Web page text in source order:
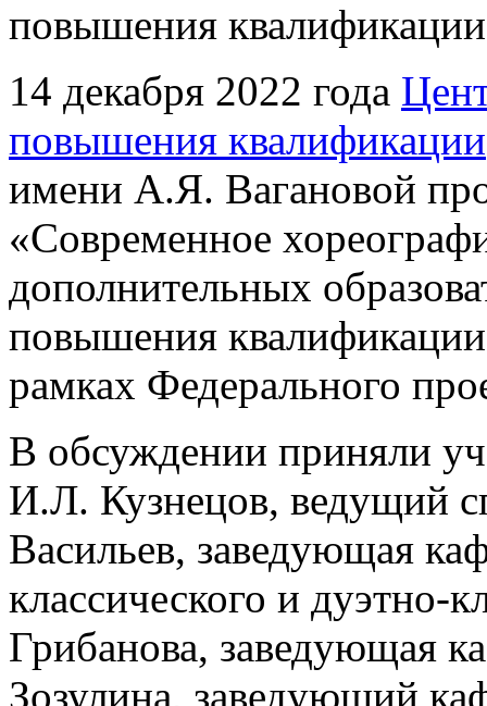
повышения квалификации
14 декабря 2022 года
повышения квалификации
имени А.Я. Вагановой
«Современное
дополнительных
повышения
рамках Федерального
В обсуждении приняли
И.Л. Кузнецов, ведущий
Васильев, заведующая
классического и дуэтно-
Грибанова, заведующая
Зозулина, заведующий